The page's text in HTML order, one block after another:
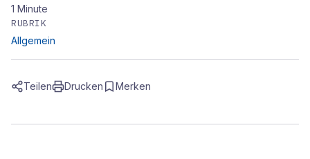
1 Minute
RUBRIK
Allgemein
Teilen Drucken Merken